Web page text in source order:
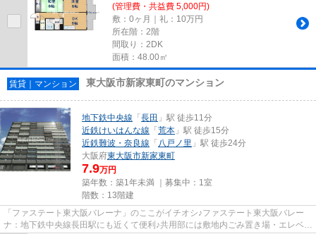
(管理費・共益費 5,000円)
敷：0ヶ月｜礼：10万円
所在階：2階
間取り：2DK
面積：48.00㎡
賃貸｜マンション 東大阪市新家東町のマンション
地下鉄中央線 「長田 」駅 徒歩11分
近鉄けいはんな線 「荒本 」駅 徒歩15分
近鉄難波・奈良線 「 八戸ノ里 」駅 徒歩24分
大阪府東大阪市新家東町
7.9万円
築年数：築1年未満 ｜募集中： 1室
階数：13階建
「ファステート東大阪バレーナ」のここがイチオシ♪ファステート東大阪バレー
ナ：地下鉄中央線長田駅にも近くて便利♪共用部には敷地内ごみ置き場・エレベー